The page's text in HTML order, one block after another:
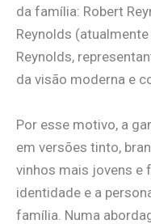
da família: Robert
Reynolds
Reynolds,
da visão moderna e
Por esse motivo, a
em versões tinto,
vinhos mais jovens e
identidade e a
família. Numa